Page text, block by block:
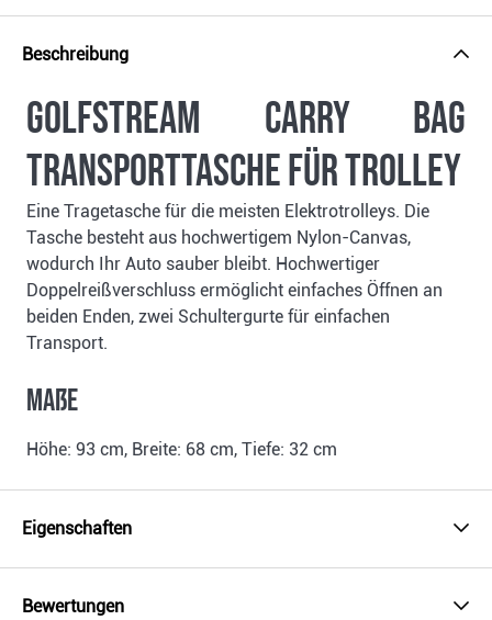
Beschreibung
Golfstream Carry Bag
Transporttasche für Trolley
Eine Tragetasche für die meisten Elektrotrolleys. Die
Tasche besteht aus hochwertigem Nylon-Canvas,
wodurch Ihr Auto sauber bleibt. Hochwertiger
Doppelreißverschluss ermöglicht einfaches Öffnen an
beiden Enden, zwei Schultergurte für einfachen
Transport.
Maße
Höhe: 93 cm, Breite: 68 cm, Tiefe: 32 cm
Eigenschaften
Bewertungen